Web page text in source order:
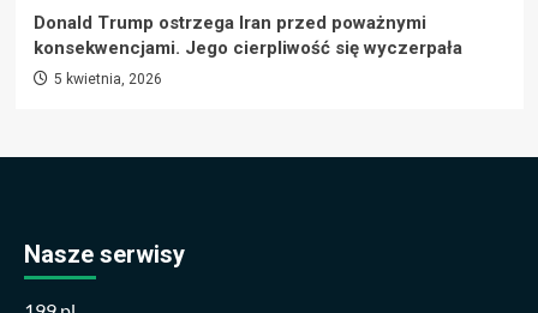
Donald Trump ostrzega Iran przed poważnymi
konsekwencjami. Jego cierpliwość się wyczerpała
5 kwietnia, 2026
Nasze serwisy